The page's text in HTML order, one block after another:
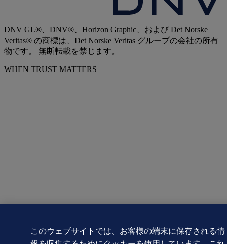
DNV GL®、DNV®、Horizon Graphic、および Det Norske
Veritas® の商標は、Det Norske Veritas グループの会社の所有
物です。 無断転載を禁じます。
WHEN TRUST MATTERS
このウェブサイトでは、お客様の端末に保存される情